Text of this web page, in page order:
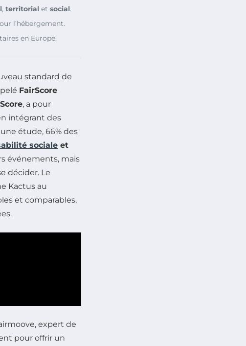
, territorial et social.
l’hébergement.
en Europe.
standard de
FairScore
, a pour
intégrant des
étude, 66% des
sociale et
événements, mais
décider. Le
Kactus au
et comparables,
expert de
pour offrir un